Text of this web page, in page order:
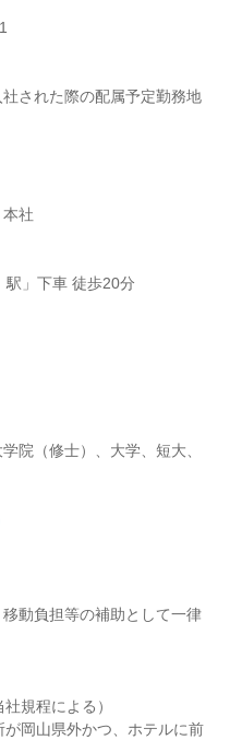
された際の配属予定勤務地
社
駅」下車 徒歩20分
院（修士）、大学、短大、
動負担等の補助として一律
規程による）
岡山県外かつ、ホテルに前